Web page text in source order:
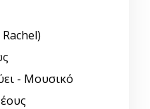
- Μουσικό